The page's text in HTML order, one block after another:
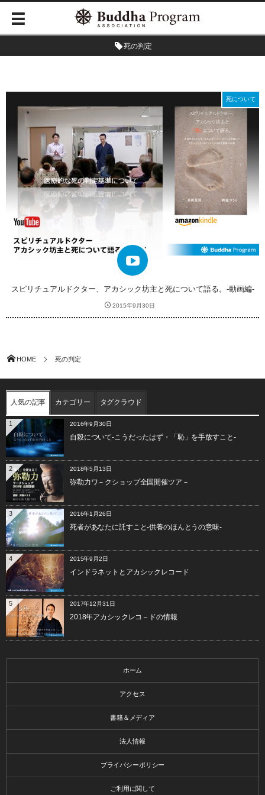
死の判定
スピリチュアルドクター、アカシック坊主と死について語る。-動画編-
2015年9月30日
死について
HOME 死の判定
人気の記事 カテゴリー タグクラウド
2016年9月30日
自殺について-こうだったはず・「恥」を手放すこと-
1
2018年5月13日
弥勒力ワ－クショップ全国開催ツア－
2
2016年1月26日
死者があなたに託すこと-供養のほんとうの意味-
3
2015年9月2日
インドラネットとアカシックレコード
4
2017年12月31日
2018年アカシックレコ－ドの情報
5
ホーム
アクセス
書籍＆メディア
法人情報
プライバシーポリシー
ご利用に関して